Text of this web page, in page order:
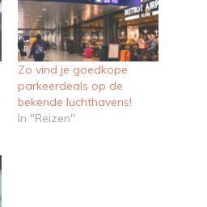
Zo vind je goedkope
parkeerdeals op de
bekende luchthavens!
In "Reizen"